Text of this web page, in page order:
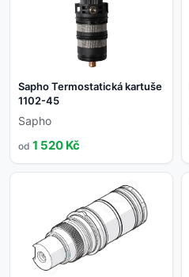
Sapho Termostatická kartuše
1102-45
Sapho
od 1 520 Kč